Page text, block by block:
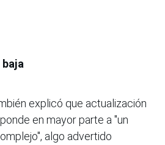
explicó que actualización
en mayor parte a "un
algo advertido